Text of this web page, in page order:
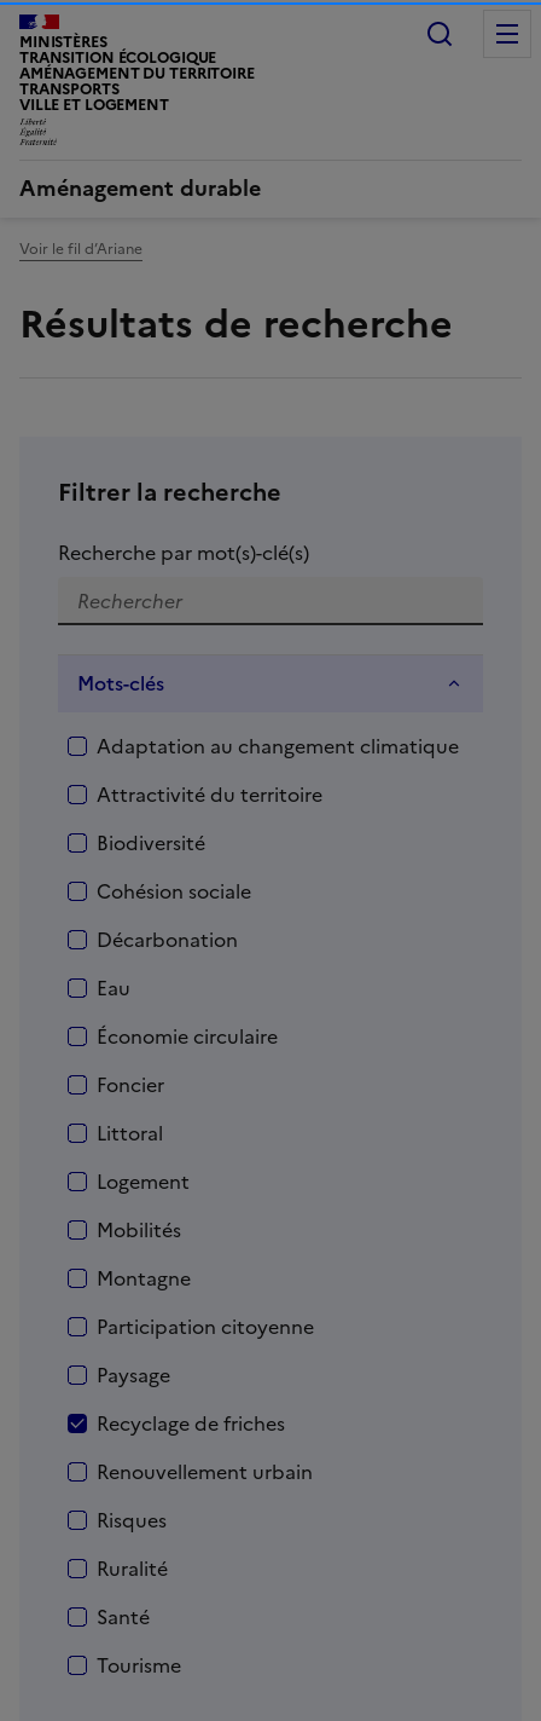
MINISTÈRES
TRANSITION ÉCOLOGIQUE
AMÉNAGEMENT DU TERRITOIRE
TRANSPORTS
VILLE ET LOGEMENT
LIBERTÉ, ÉGALITÉ, FRATERNITÉ
Aménagement durable
Voir le fil d’Ariane
Résultats de recherche
Filtrer la recherche
Recherche par mot(s)-clé(s)
Mots-clés
Mots-clés
Adaptation au changement climatique
Attractivité du territoire
Biodiversité
Cohésion sociale
Décarbonation
Eau
Économie circulaire
Foncier
Littoral
Logement
Mobilités
Montagne
Participation citoyenne
Paysage
Recyclage de friches
Renouvellement urbain
Risques
Ruralité
Santé
Tourisme